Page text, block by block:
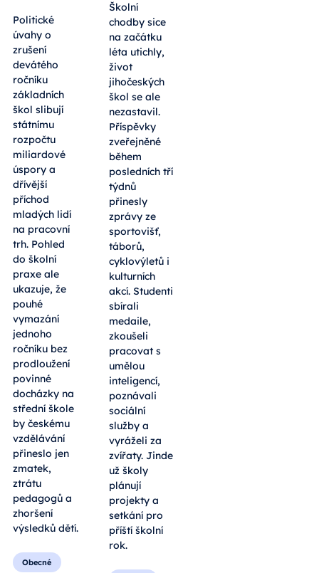
Politické
úvahy o
zrušení
devátého
ročníku
základních
škol slibují
státnímu
rozpočtu
miliardové
úspory a
dřívější
příchod
mladých lidí
na pracovní
trh. Pohled
do školní
praxe ale
ukazuje, že
pouhé
vymazání
jednoho
ročníku bez
prodloužení
povinné
docházky na
střední škole
by českému
vzdělávání
přineslo jen
zmatek,
ztrátu
pedagogů a
zhoršení
výsledků dětí.
Obecné
Školní
chodby sice
na začátku
léta utichly,
život
jihočeských
škol se ale
nezastavil.
Příspěvky
zveřejněné
během
posledních tří
týdnů
přinesly
zprávy ze
sportovišť,
táborů,
cyklovýletů i
kulturních
akcí. Studenti
sbírali
medaile,
zkoušeli
pracovat s
umělou
inteligencí,
poznávali
sociální
služby a
vyráželi za
zvířaty. Jinde
už školy
plánují
projekty a
setkání pro
příští školní
rok.